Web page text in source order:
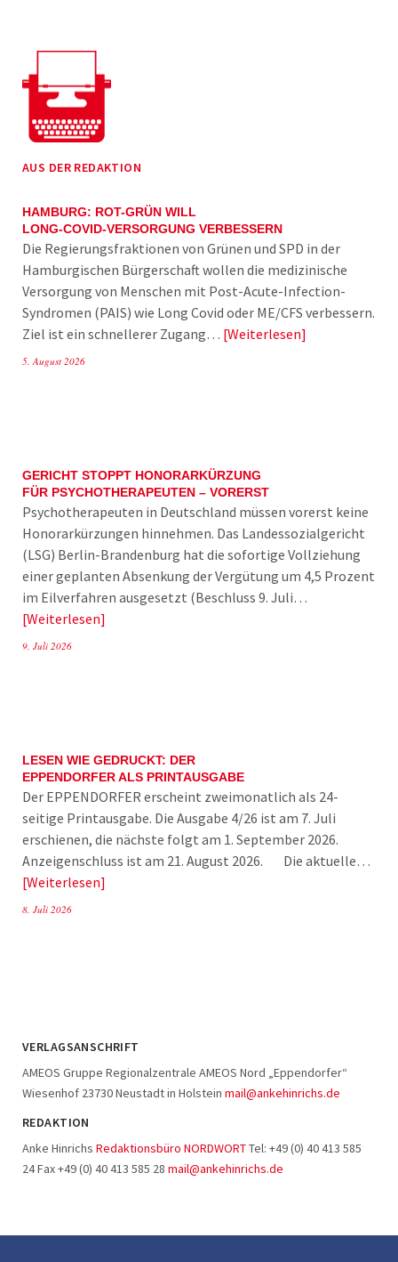
AUS DER REDAKTION
HAMBURG: ROT-GRÜN WILL
LONG-COVID-VERSORGUNG VERBESSERN
Die Regierungsfraktionen von Grünen und SPD in der
Hamburgischen Bürgerschaft wollen die medizinische
Versorgung von Menschen mit Post-Acute-Infection-
Syndromen (PAIS) wie Long Covid oder ME/CFS verbessern.
Ziel ist ein schnellerer Zugang… Weiterlesen
5. August 2026
GERICHT STOPPT HONORARKÜRZUNG
FÜR PSYCHOTHERAPEUTEN – VORERST
Psychotherapeuten in Deutschland müssen vorerst keine
Honorarkürzungen hinnehmen. Das Landessozialgericht
(LSG) Berlin-Brandenburg hat die sofortige Vollziehung
einer geplanten Absenkung der Vergütung um 4,5 Prozent
im Eilverfahren ausgesetzt (Beschluss 9. Juli…
Weiterlesen
9. Juli 2026
LESEN WIE GEDRUCKT: DER
EPPENDORFER ALS PRINTAUSGABE
Der EPPENDORFER erscheint zweimonatlich als 24-
seitige Printausgabe. Die Ausgabe 4/26 ist am 7. Juli
erschienen, die nächste folgt am 1. September 2026.
Anzeigenschluss ist am 21. August 2026. Die aktuelle…
Weiterlesen
8. Juli 2026
VERLAGSANSCHRIFT
AMEOS Gruppe Regionalzentrale AMEOS Nord „Eppendorfer“
Wiesenhof 23730 Neustadt in Holstein mail@ankehinrichs.de
REDAKTION
Anke Hinrichs Redaktionsbüro NORDWORTTel: +49 (0) 40 413 585
24 Fax +49 (0) 40 413 585 28 mail@ankehinrichs.de